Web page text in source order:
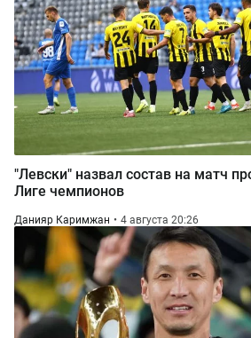
"Левски" назвал состав на матч
Лиге чемпионов
Данияр Каримжан 4 августа 20:26